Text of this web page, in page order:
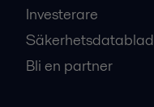
Investerare
Säkerhetsdatablad
Bli en partner